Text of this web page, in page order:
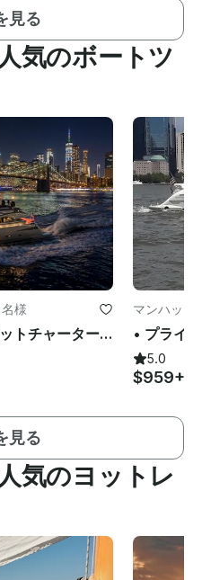
見る
気のボートツ
名様
ラグジュアリー NYC ヨットチャーター-90' パーシング「リーガル」
マンハッタ
5.0
$959+
見る
気のヨットレ